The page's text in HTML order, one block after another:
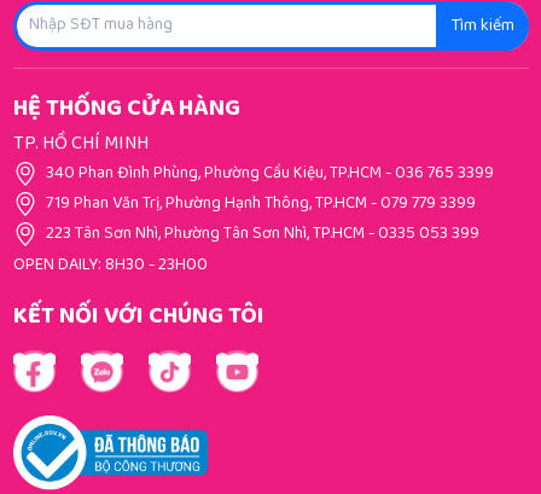
Tìm kiếm
HỆ THỐNG CỬA HÀNG
TP. HỒ CHÍ MINH
340 Phan Đình Phùng, Phường Cầu Kiệu, TP.HCM-036 765 3399
719 Phan Văn Trị, Phường Hạnh Thông, TP.HCM-079 779 3399
223 Tân Sơn Nhì, Phường Tân Sơn Nhì, TP.HCM-0335 053 399
OPEN DAILY: 8H30 - 23H00
KẾT NỐI VỚI CHÚNG TÔI